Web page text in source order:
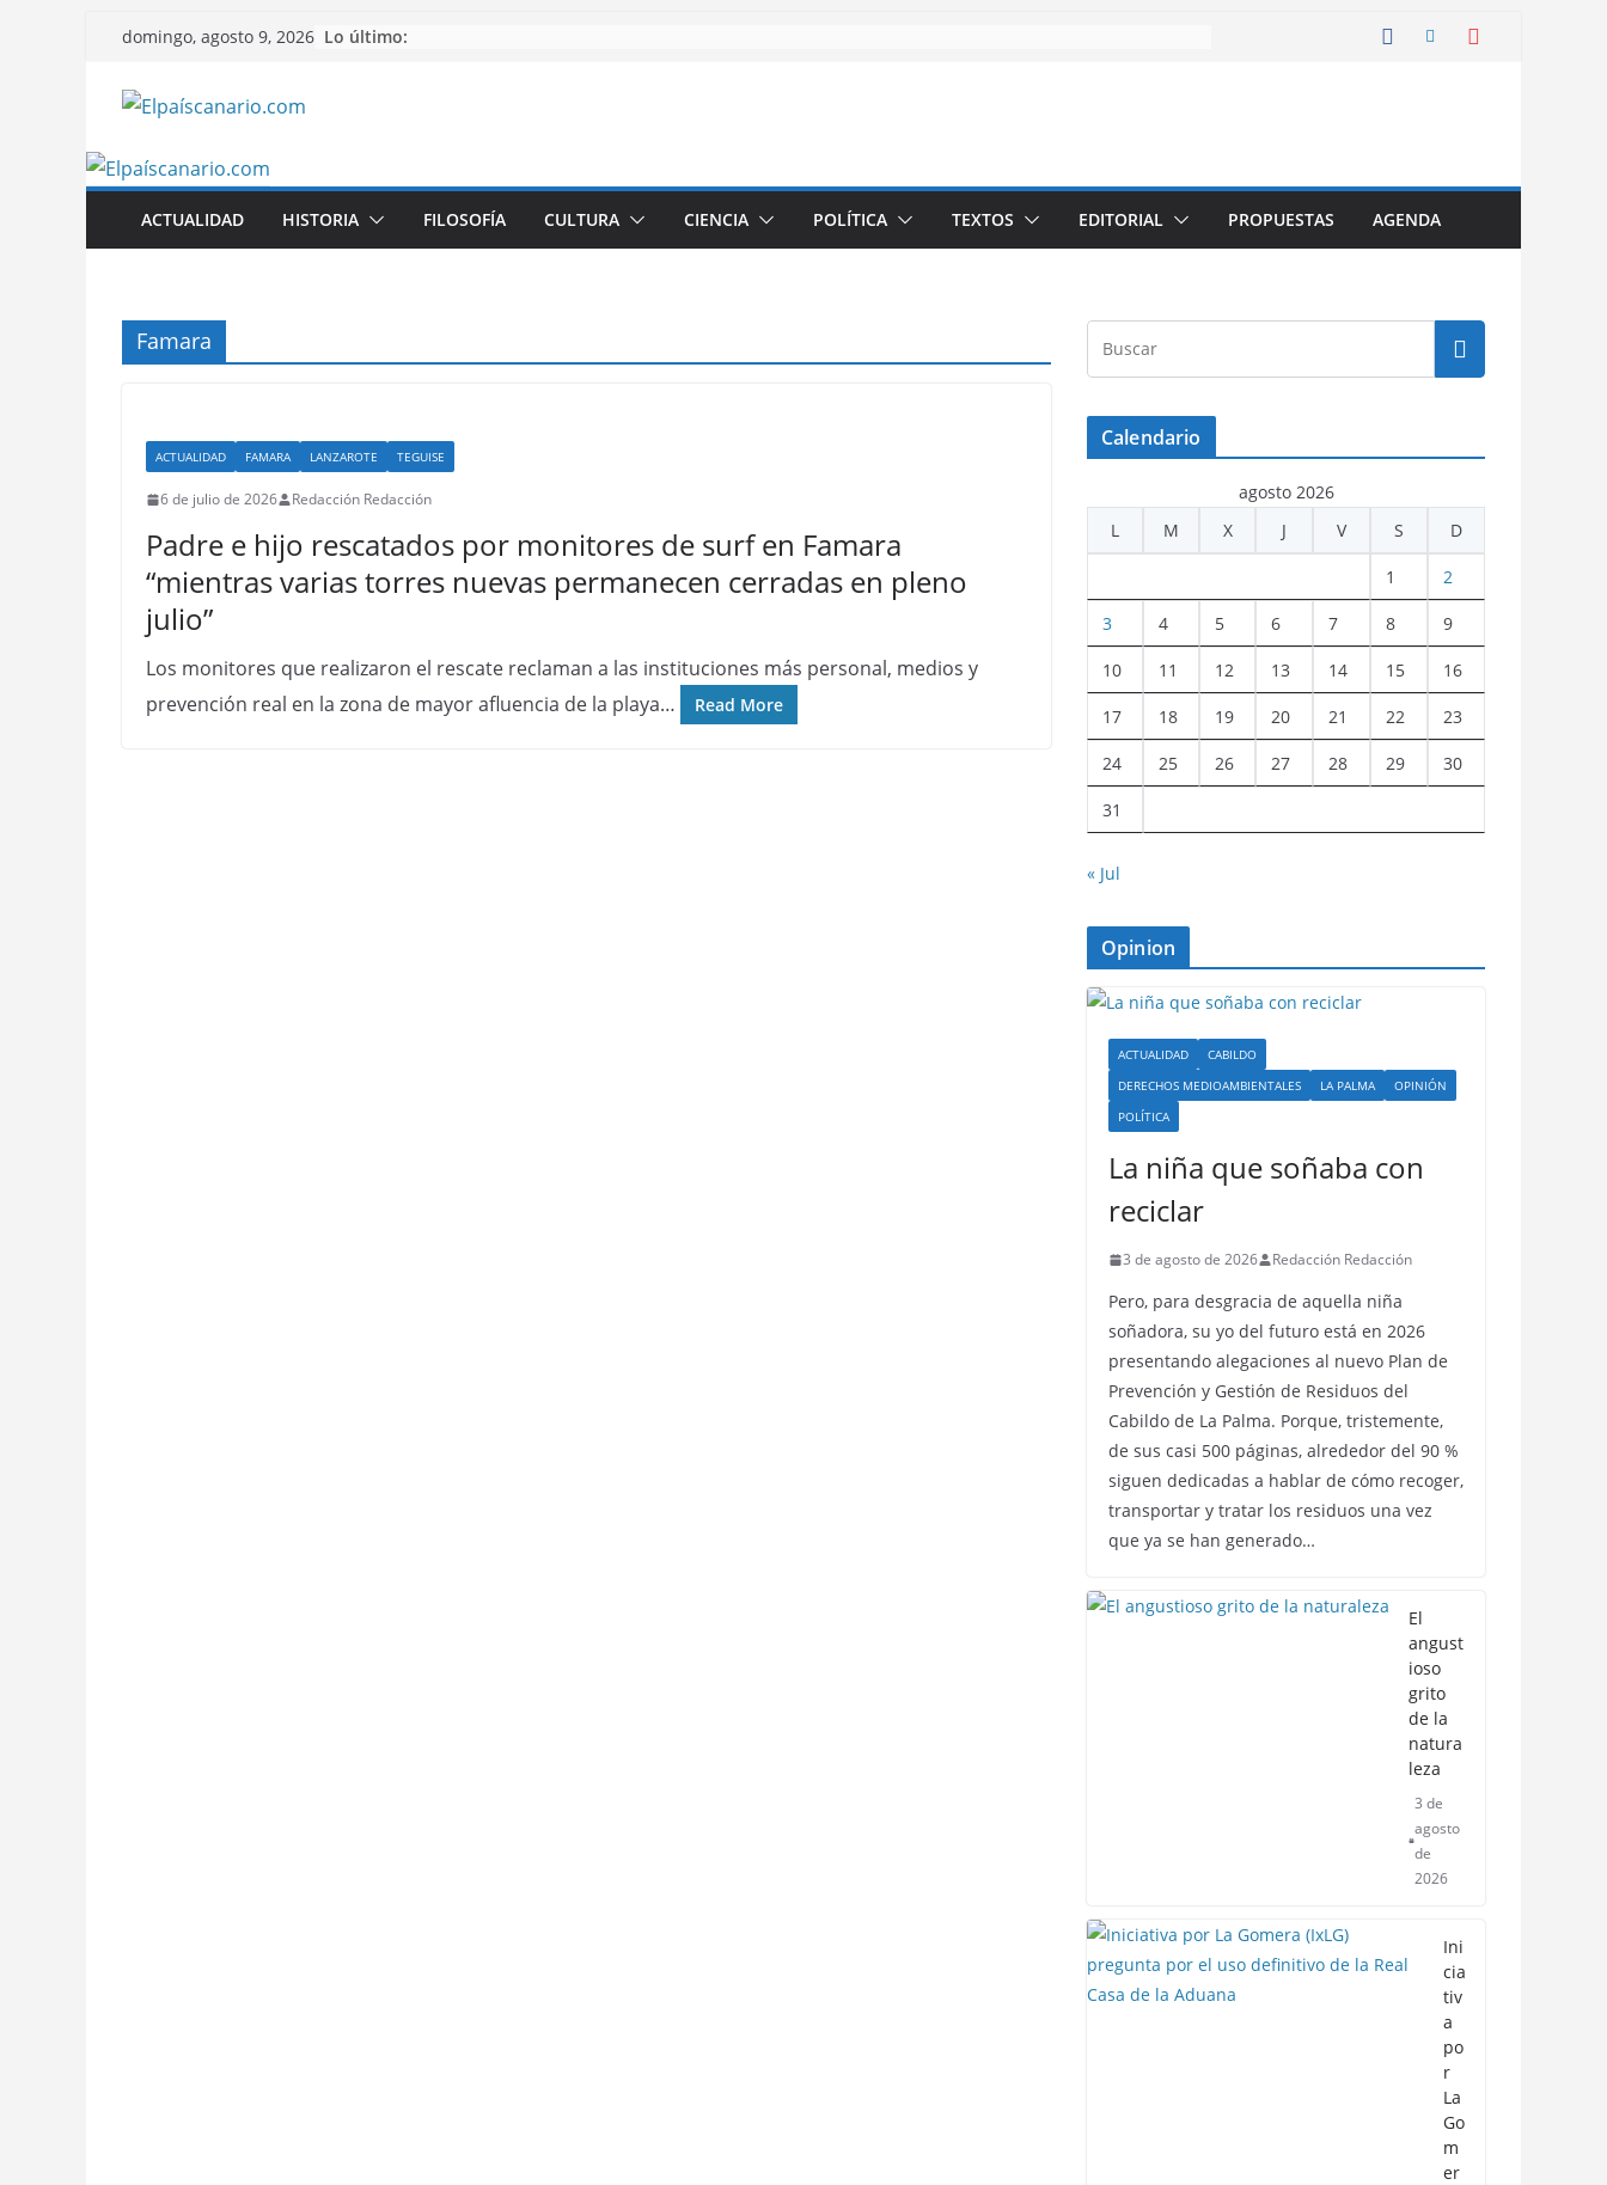
Saltar
contenido
domingo, agosto 9, 2026 Lo último:
ACTUALIDAD HISTORIA FILOSOFÍA CULTURA CIENCIA POLÍTICA TEXTOS EDITORIAL PROPUESTAS AGENDA
Famara
ACTUALIDAD FAMARA LANZAROTE TEGUISE
6 de julio de 2026 Redacción Redacción
Padre e hijo rescatados por monitores de surf en Famara
“mientras varias torres nuevas permanecen cerradas en pleno
julio”
Los monitores que realizaron el rescate reclaman a las instituciones más personal, medios y
prevención real en la zona de mayor afluencia de la playa…
Read More
Calendario
agosto 2026
L
M X J V S D
1 2
3 4 5 6 7 8 9
10 11 12 13 14 15 16
17 18 19 20 21 22 23
24 25 26 27 28 29 30
31
« Jul
Opinion
ACTUALIDAD
CABILDO
DERECHOS MEDIOAMBIENTALES
LA PALMA
OPINIÓN
POLÍTICA
La niña que soñaba con
reciclar
3 de agosto de 2026 Redacción Redacción
Pero, para desgracia de aquella niña
soñadora, su yo del futuro está en 2026
presentando alegaciones al nuevo Plan de
Prevención y Gestión de Residuos del
Cabildo de La Palma. Porque, tristemente,
de sus casi 500 páginas, alrededor del 90 %
siguen dedicadas a hablar de cómo recoger,
transportar y tratar los residuos una vez
que ya se han generado…
El
angust
ioso
grito
de la
natura
leza
3 de
agosto
de
2026
Ini
cia
tiv
a
po
r
La
Go
m
er